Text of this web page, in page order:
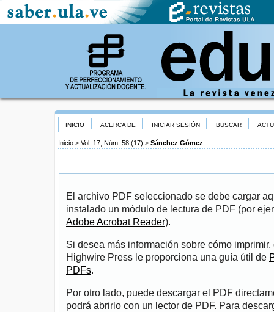
INICIO ACERCA DE INICIAR SESIÓN BUSCAR
Inicio > Vol. 17, Núm. 58 (17) > Sánchez Gómez
El archivo PDF seleccionado se debe cargar
instalado un módulo de lectura de PDF (por
Adobe Acrobat Reader).
Si desea más información sobre cómo
Highwire Press le proporciona una guía útil de
PDFs.
Por otro lado, puede descargar el PDF
podrá abrirlo con un lector de PDF. Para